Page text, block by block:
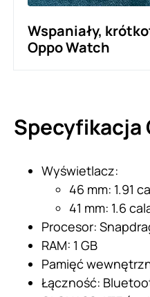
Wspaniały,
Oppo Watch
Specyfikacja
Wyświetlacz:
46 mm: 1.91
41 mm: 1.6
Procesor:
RAM: 1 GB
Pamięć
Łączność: